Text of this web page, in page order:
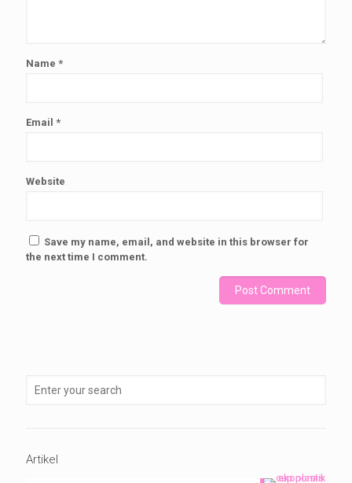
Name *
Email *
Website
Save my name, email, and website in this browser for
the next time I comment.
Artikel